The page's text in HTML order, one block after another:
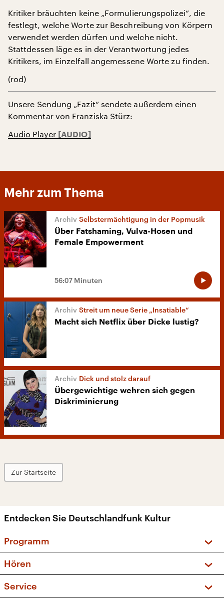
Kritiker bräuchten keine „Formulierungspolizei“, die
festlegt, welche Worte zur Beschreibung von Körpern
verwendet werden dürfen und welche nicht.
Stattdessen läge es in der Verantwortung jedes
Kritikers, im Einzelfall angemessene Worte zu finden.
(rod)
Unsere Sendung „Fazit“ sendete außerdem einen
Kommentar von Franziska Stürz:
Audio Player
Mehr zum Thema
Selbstermächtigung in der Popmusik
Über Fatshaming, Vulva-Hosen und
Female Empowerment
56:07 Minuten
Streit um neue Serie „Insatiable“
Macht sich Netflix über Dicke lustig?
Dick und stolz darauf
Übergewichtige wehren sich gegen
Diskriminierung
Zur Startseite
Entdecken Sie Deutschlandfunk Kultur
Programm
Sendungen und Podcasts
Musikliste
Hören
Frequenzen (UKW + DAB+)
Service